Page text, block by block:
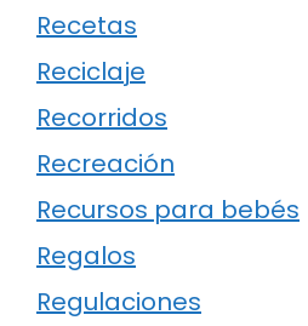
Recetas
Reciclaje
Recorridos
Recreación
Recursos para bebés
Regalos
Regulaciones